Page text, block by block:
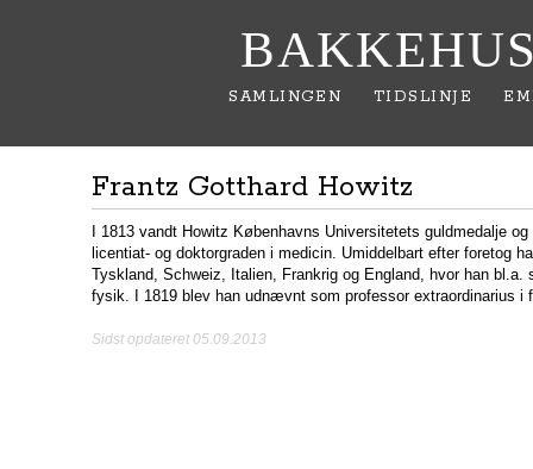
SAMLINGEN TIDSLINJE
Frantz Gotthard Howitz
I 1813 vandt Howitz Københavns Universitetets guldmedalje
licentiat- og doktorgraden i medicin. Umiddelbart efter foretog
Tyskland, Schweiz, Italien, Frankrig og England, hvor han bl.a.
fysik. I 1819 blev han udnævnt som professor extraordinarius i
Sidst opdateret 05.09.2013